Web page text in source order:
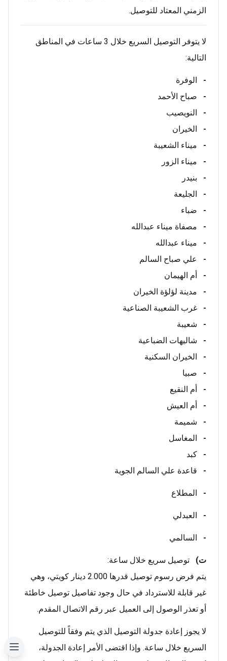
الزمني المعتاد للتوصيل.
لا يتوفر التوصيل السريع خلال 3 ساعات في المناطق
التالية:
-
الوفرة
-
صباح الأحمد
-
النويصيب
-
الخيران
-
ميناء الشعيبة
-
ميناء الزور
-
بنيدر
-
الجليعة
-
ضباء
-
مصفاة ميناء عبدالله
-
ميناء عبدالله
-
علي صباح السالم
-
أم الهيمان
-
مدينة لؤلؤة الخيران
-
غرب الشعيبة الصناعية
-
شعيبة
-
شاليهات الضباعية
-
الخيران السكنية
-
صبيا
-
أم النقيع
-
أم العيش
-
شميمة
-
المغاسل
-
كبد
-
قاعدة علي السالم الجوية
- المطلاع
- العبدلي
- السالمي
ت)
توصيل سريع خلال ساعة:
يتم فرض رسوم توصيل قدرها 2.000 دينار كويتي، وهي
غير قابلة للاسترداد في حال وجود تفاصيل توصيل خاطئة
أو تعذر الوصول إلى العميل عبر رقم الاتصال المقدم.
لا يجوز إعادة جدولة التوصيل الذي يتم وفقاً للتوصيل
السريع خلال ساعة. وإذا اقتضى الأمر إعادة الجدولة،